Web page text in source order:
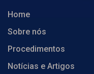
Home
Sobre nós
Procedimentos
Notícias e Artigos